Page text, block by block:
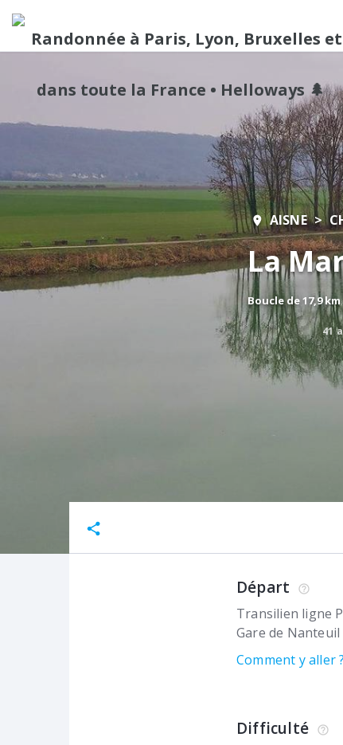
AISNE
La
Boucle de 17,9
41
Départ
Transilien ligne
Gare de Nanteuil
Comment y aller ?
Difficulté